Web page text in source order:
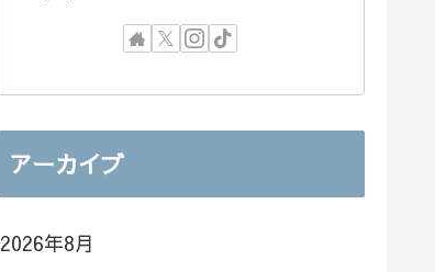
アーカイブ
2026年8月